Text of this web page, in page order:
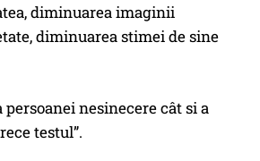
diminuarea imaginii
diminuarea stimei de sine
persoanei nesinecere cât si a
testul”.